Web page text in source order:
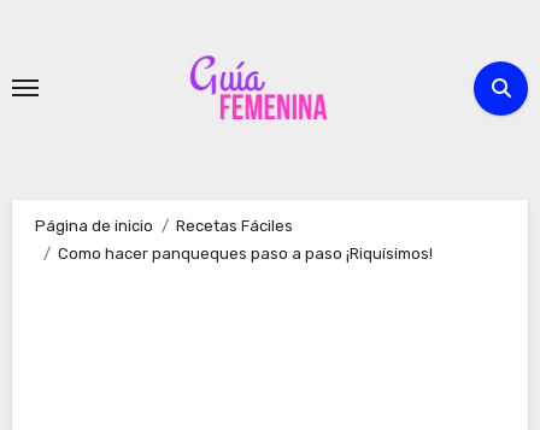
contenido
Página de inicio
Recetas Fáciles
Como hacer panqueques paso a paso ¡Riquísimos!